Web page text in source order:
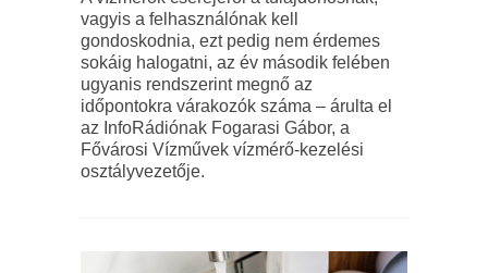
vagyis a felhasználónak kell
gondoskodnia, ezt pedig nem érdemes
sokáig halogatni, az év második felében
ugyanis rendszerint megnő az
időpontokra várakozók száma – árulta el
az InfoRádiónak Fogarasi Gábor, a
Fővárosi Vízművek vízmérő-kezelési
osztályvezetője.